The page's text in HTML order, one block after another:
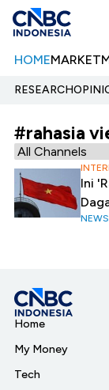
HOMEMARKET
RESEARCH
#rahasia
Ini
NEWS
Home
My Money
Tech